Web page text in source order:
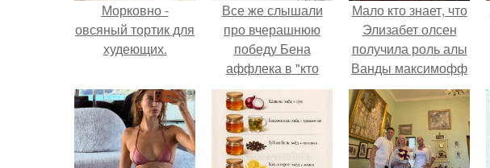
Морковно -
овсяный тортик для
худеющих.
Все же слышали
про вчерашнюю
победу Бена
аффлека в "кто
хочет стать
миллионером?
Мало кто знает, что
Элизабет олсен
получила роль алы
Ванды максимофф
не сразу.